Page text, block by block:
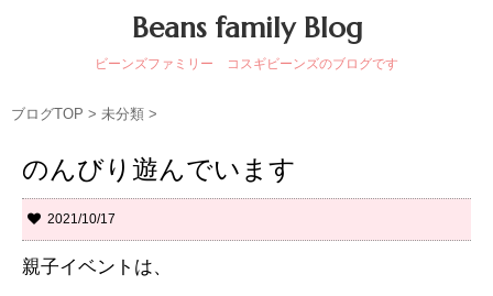
Beans family Blog
ビーンズファミリー コスギビーンズのブログです
ブログTOP > 未分類 >
のんびり遊んでいます
2021/10/17
親子イベントは、